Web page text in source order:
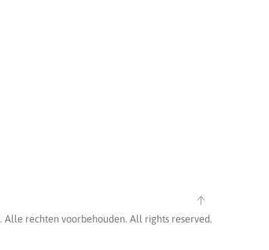
Alle rechten voorbehouden. All rights reserved.